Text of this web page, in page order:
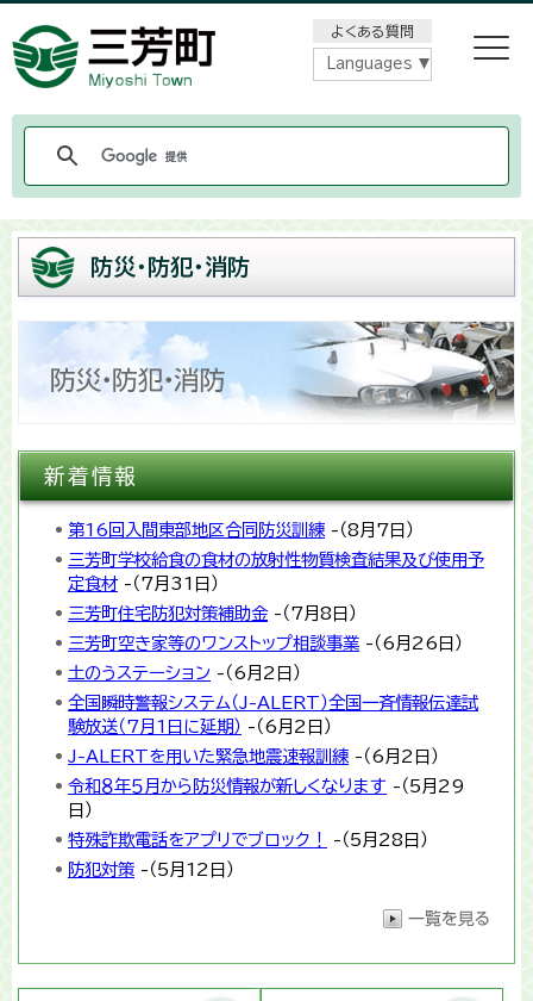
よくある質問
Languages
防災・防犯・消防
新着情報
第16回入間東部地区合同防災訓練 -（8月7日）
三芳町学校給食の食材の放射性物質検査結果及び使用予
定食材-（7月31日）
三芳町住宅防犯対策補助金-（7月8日）
三芳町空き家等のワンストップ相談事業 -（6月26日）
土のうステーション -（6月2日）
全国瞬時警報システム（J-ALERT）全国一斉情報伝達試
験放送（7月1日に延期） -（6月2日）
J-ALERTを用いた緊急地震速報訓練 -（6月2日）
令和８年５月から防災情報が新しくなります -（5月29
日）
特殊詐欺電話をアプリでブロック！
-（5月28日）
防犯対策 -（5月12日）